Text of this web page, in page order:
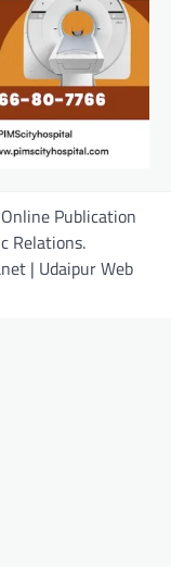
Publication
Relations.
| Udaipur Web